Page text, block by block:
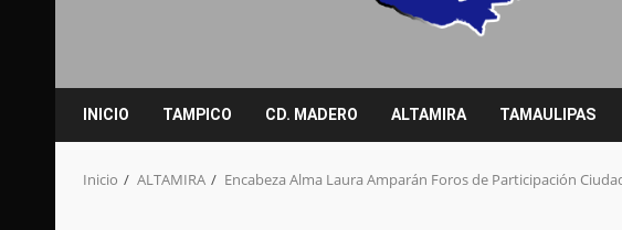
INICIO TAMPICO CD. MADERO ALTAMIRA TAMAULIPAS
Inicio ALTAMIRA Encabeza Alma Laura Amparán Foros de Participación